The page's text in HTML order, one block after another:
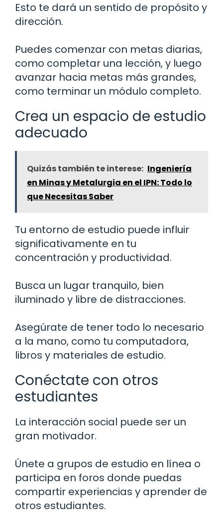
Esto te dará un sentido de propósito y
dirección.
Puedes comenzar con metas diarias,
como completar una lección, y luego
avanzar hacia metas más grandes,
como terminar un módulo completo.
Crea un espacio de estudio
adecuado
Quizás también te interese: Ingeniería
en Minas y Metalurgia en el IPN: Todo lo
que Necesitas Saber
Tu entorno de estudio puede influir
significativamente en tu
concentración y productividad.
Busca un lugar tranquilo, bien
iluminado y libre de distracciones.
Asegúrate de tener todo lo necesario
a la mano, como tu computadora,
libros y materiales de estudio.
Conéctate con otros
estudiantes
La interacción social puede ser un
gran motivador.
Únete a grupos de estudio en línea o
participa en foros donde puedas
compartir experiencias y aprender de
otros estudiantes.